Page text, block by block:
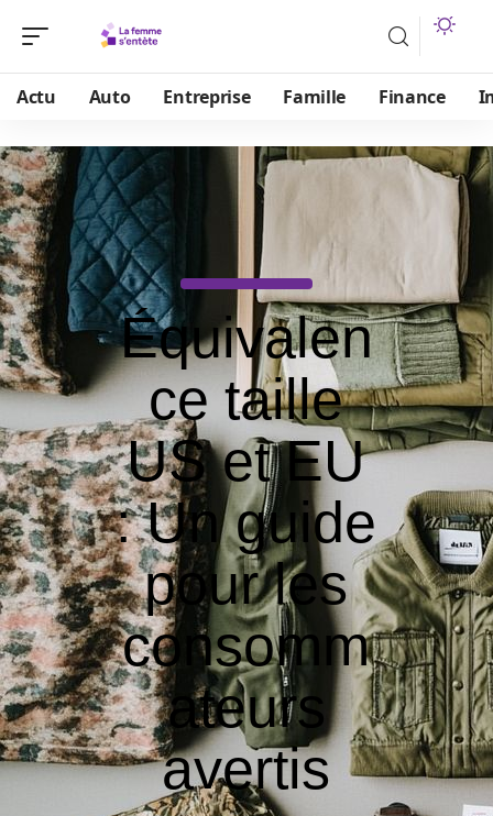
Actu Auto Entreprise Famille Finance
Équivalen
ce taille
US et EU
: Un guide
pour les
consomm
ateurs
avertis